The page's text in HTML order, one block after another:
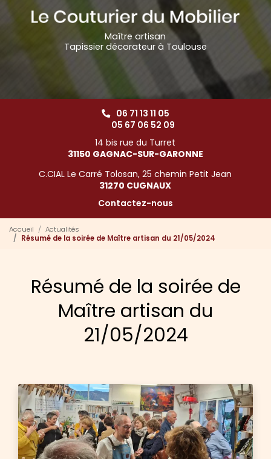
Maître artisan
Tapissier décorateur à Toulouse
06 71 13 11 05
05 67 06 52 09
14 bis rue du Turret
31150 GAGNAC-SUR-GARONNE
C.CIAL Le Carré Tolosan, 25 chemin Petit Jean
31270 CUGNAUX
Contactez-nous
Accueil
Actualités
Résumé de la soirée de Maître artisan du 21/05/2024
Résumé de la soirée de
Maître artisan du
21/05/2024